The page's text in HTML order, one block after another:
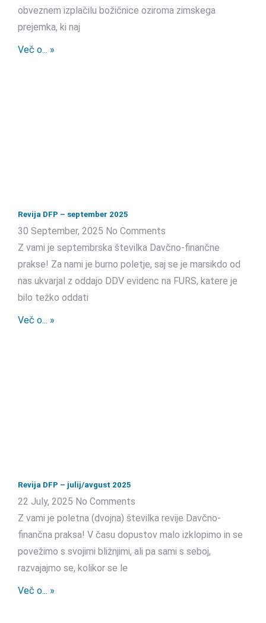
obveznem izplačilu božičnice oziroma zimskega
prejemka, ki naj
Več o... »
Revija DFP – september 2025
30 September, 2025 No Comments
Z vami je septembrska številka Davčno-finančne
prakse! Za nami je burno poletje, saj se je marsikdo od
nas ukvarjal z oddajo DDV evidenc na FURS, katere je
bilo težko oddati
Več o... »
Revija DFP – julij/avgust 2025
22 July, 2025 No Comments
Z vami je poletna (dvojna) številka revije Davčno-
finančna praksa! V času dopustov malo izklopimo in se
povežimo s svojimi bližnjimi, ali pa sami s seboj,
razvajajmo se, kolikor se le
Več o... »